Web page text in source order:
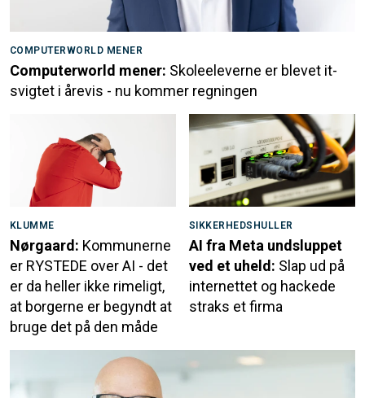
COMPUTERWORLD MENER
Computerworld mener: Skoleeleverne er blevet it-
svigtet i årevis - nu kommer regningen
KLUMME
Nørgaard: Kommunerne
er RYSTEDE over AI - det
er da heller ikke rimeligt,
at borgerne er begyndt at
bruge det på den måde
SIKKERHEDSHULLER
AI fra Meta undsluppet
ved et uheld: Slap ud på
internettet og hackede
straks et firma